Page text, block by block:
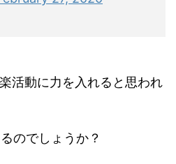
活動に力を入れると思われ
のでしょうか？